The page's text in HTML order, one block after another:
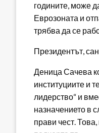
годините, може
Еврозоната и
трябва да се
Президентът,
Деница Сачева
институциите и
лидерство“ и
назначението в
прави чест.